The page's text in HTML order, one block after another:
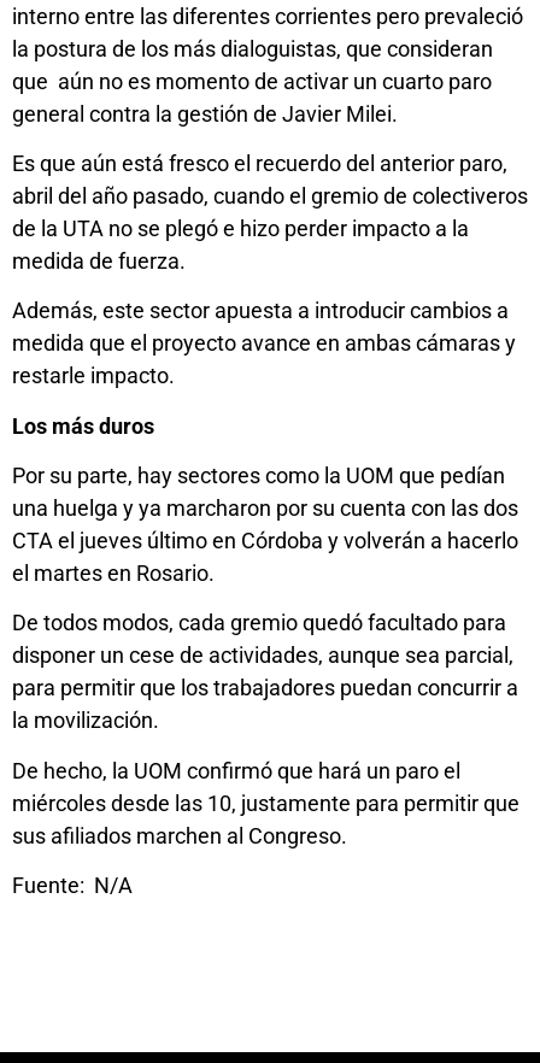
interno entre las diferentes corrientes pero prevaleció
la postura de los más dialoguistas, que consideran
que aún no es momento de activar un cuarto paro
general contra la gestión de Javier Milei.
Es que aún está fresco el recuerdo del anterior paro,
abril del año pasado, cuando el gremio de colectiveros
de la UTA no se plegó e hizo perder impacto a la
medida de fuerza.
Además, este sector apuesta a introducir cambios a
medida que el proyecto avance en ambas cámaras y
restarle impacto.
Los más duros
Por su parte, hay sectores como la UOM que pedían
una huelga y ya marcharon por su cuenta con las dos
CTA el jueves último en Córdoba y volverán a hacerlo
el martes en Rosario.
De todos modos, cada gremio quedó facultado para
disponer un cese de actividades, aunque sea parcial,
para permitir que los trabajadores puedan concurrir a
la movilización.
De hecho, la UOM confirmó que hará un paro el
miércoles desde las 10, justamente para permitir que
sus afiliados marchen al Congreso.
Fuente: N/A